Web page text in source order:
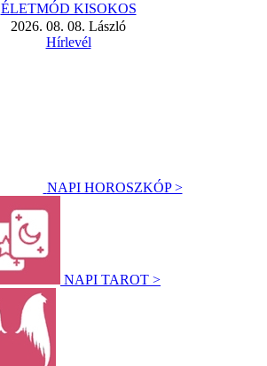
ÉLETMÓD KISOKOS
2026. 08. 08. László
Hírlevél
NAPI HOROSZKÓP >
NAPI TAROT >